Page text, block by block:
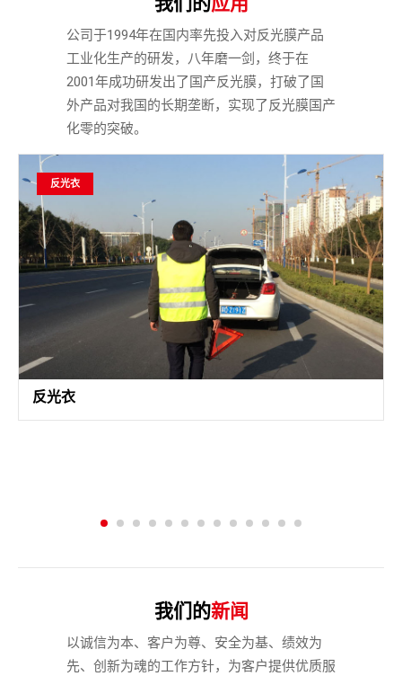
公司于1994年在国内率先投入对反光膜产品
工业化生产的研发，八年磨一剑，终于在
2001年成功研发出了国产反光膜，打破了国
外产品对我国的长期垄断，实现了反光膜国产
化零的突破。
反光衣
反光衣
我们的新闻
以诚信为本、客户为尊、安全为基、绩效为
先、创新为魂的工作方针，为客户提供优质服